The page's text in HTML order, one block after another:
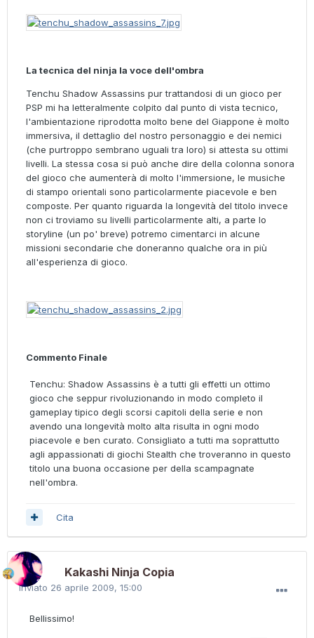
La tecnica del ninja la voce dell'ombra
Tenchu Shadow Assassins pur trattandosi di un gioco per
PSP mi ha letteralmente colpito dal punto di vista tecnico,
l'ambientazione riprodotta molto bene del Giappone è molto
immersiva, il dettaglio del nostro personaggio e dei nemici
(che purtroppo sembrano uguali tra loro) si attesta su ottimi
livelli. La stessa cosa si può anche dire della colonna sonora
del gioco che aumenterà di molto l'immersione, le musiche
di stampo orientali sono particolarmente piacevole e ben
composte. Per quanto riguarda la longevità del titolo invece
non ci troviamo su livelli particolarmente alti, a parte lo
storyline (un po' breve) potremo cimentarci in alcune
missioni secondarie che doneranno qualche ora in più
all'esperienza di gioco.
Commento Finale
Tenchu: Shadow Assassins è a tutti gli effetti un ottimo
gioco che seppur rivoluzionando in modo completo il
gameplay tipico degli scorsi capitoli della serie e non
avendo una longevità molto alta risulta in ogni modo
piacevole e ben curato. Consigliato a tutti ma soprattutto
agli appassionati di giochi Stealth che troveranno in questo
titolo una buona occasione per della scampagnate
nell'ombra.
Cita
Kakashi Ninja Copia
Inviato 26 aprile 2009, 15:00
Bellissimo!